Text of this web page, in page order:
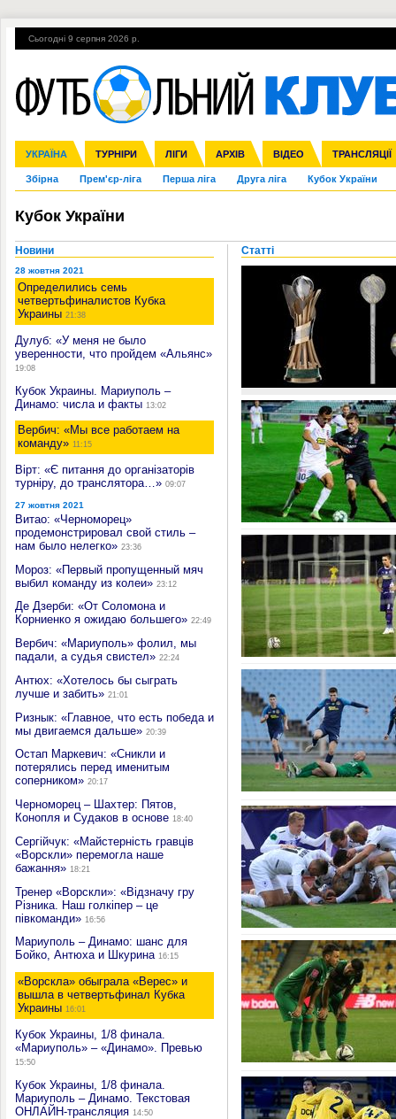
Сьогодні 9 серпня 2026 р.
УКРАЇНА ТУРНІРИ ЛІГИ АРХІВ ВІДЕО ТРАНСЛЯЦІЇ
Збірна Прем'єр-ліга Перша ліга Друга ліга Кубок України
Ліга чемпіонів Ліга Європи Міжнародні Ліга націй Ліга
Англія Іспанія Італія Німеччина Франція Інші
ЧС-2014 ЄВРО-2016 Росія Кубок конфедерацій ЧЄ-2015 (U-
Гарячі теми УПЛ, 2-й тур ВІЙНА УПЛ-ПЕРЕХОДИ
Кубок України
Новини
28 жовтня 2021
Определились семь
четвертьфиналистов Кубка
Украины 21:38
Дулуб: «У меня не было
уверенности, что пройдем «Альянс»
19:08
Кубок Украины. Мариуполь –
Динамо: числа и факты 13:02
Вербич: «Мы все работаем на
команду» 11:15
Вірт: «Є питання до організаторів
турніру, до транслятора…» 09:07
27 жовтня 2021
Витао: «Черноморец»
продемонстрировал свой стиль –
нам было нелегко» 23:36
Мороз: «Первый пропущенный мяч
выбил команду из колеи» 23:12
Де Дзерби: «От Соломона и
Корниенко я ожидаю большего» 22:49
Вербич: «Мариуполь» фолил, мы
падали, а судья свистел» 22:24
Антюх: «Хотелось бы сыграть
лучше и забить» 21:01
Ризнык: «Главное, что есть победа и
мы двигаемся дальше» 20:39
Остап Маркевич: «Сникли и
потерялись перед именитым
соперником» 20:17
Черноморец – Шахтер: Пятов,
Конопля и Судаков в основе 18:40
Сергійчук: «Майстерність гравців
«Ворскли» перемогла наше
бажання» 18:21
Тренер «Ворскли»: «Відзначу гру
Різника. Наш голкіпер – це
півкоманди» 16:56
Мариуполь – Динамо: шанс для
Бойко, Антюха и Шкурина 16:15
«Ворскла» обыграла «Верес» и
вышла в четвертьфинал Кубка
Украины 16:01
Кубок Украины, 1/8 финала.
«Мариуполь» – «Динамо». Превью
15:50
Кубок Украины, 1/8 финала.
Мариуполь – Динамо. Текстовая
ОНЛАЙН-трансляция 14:50
Статті